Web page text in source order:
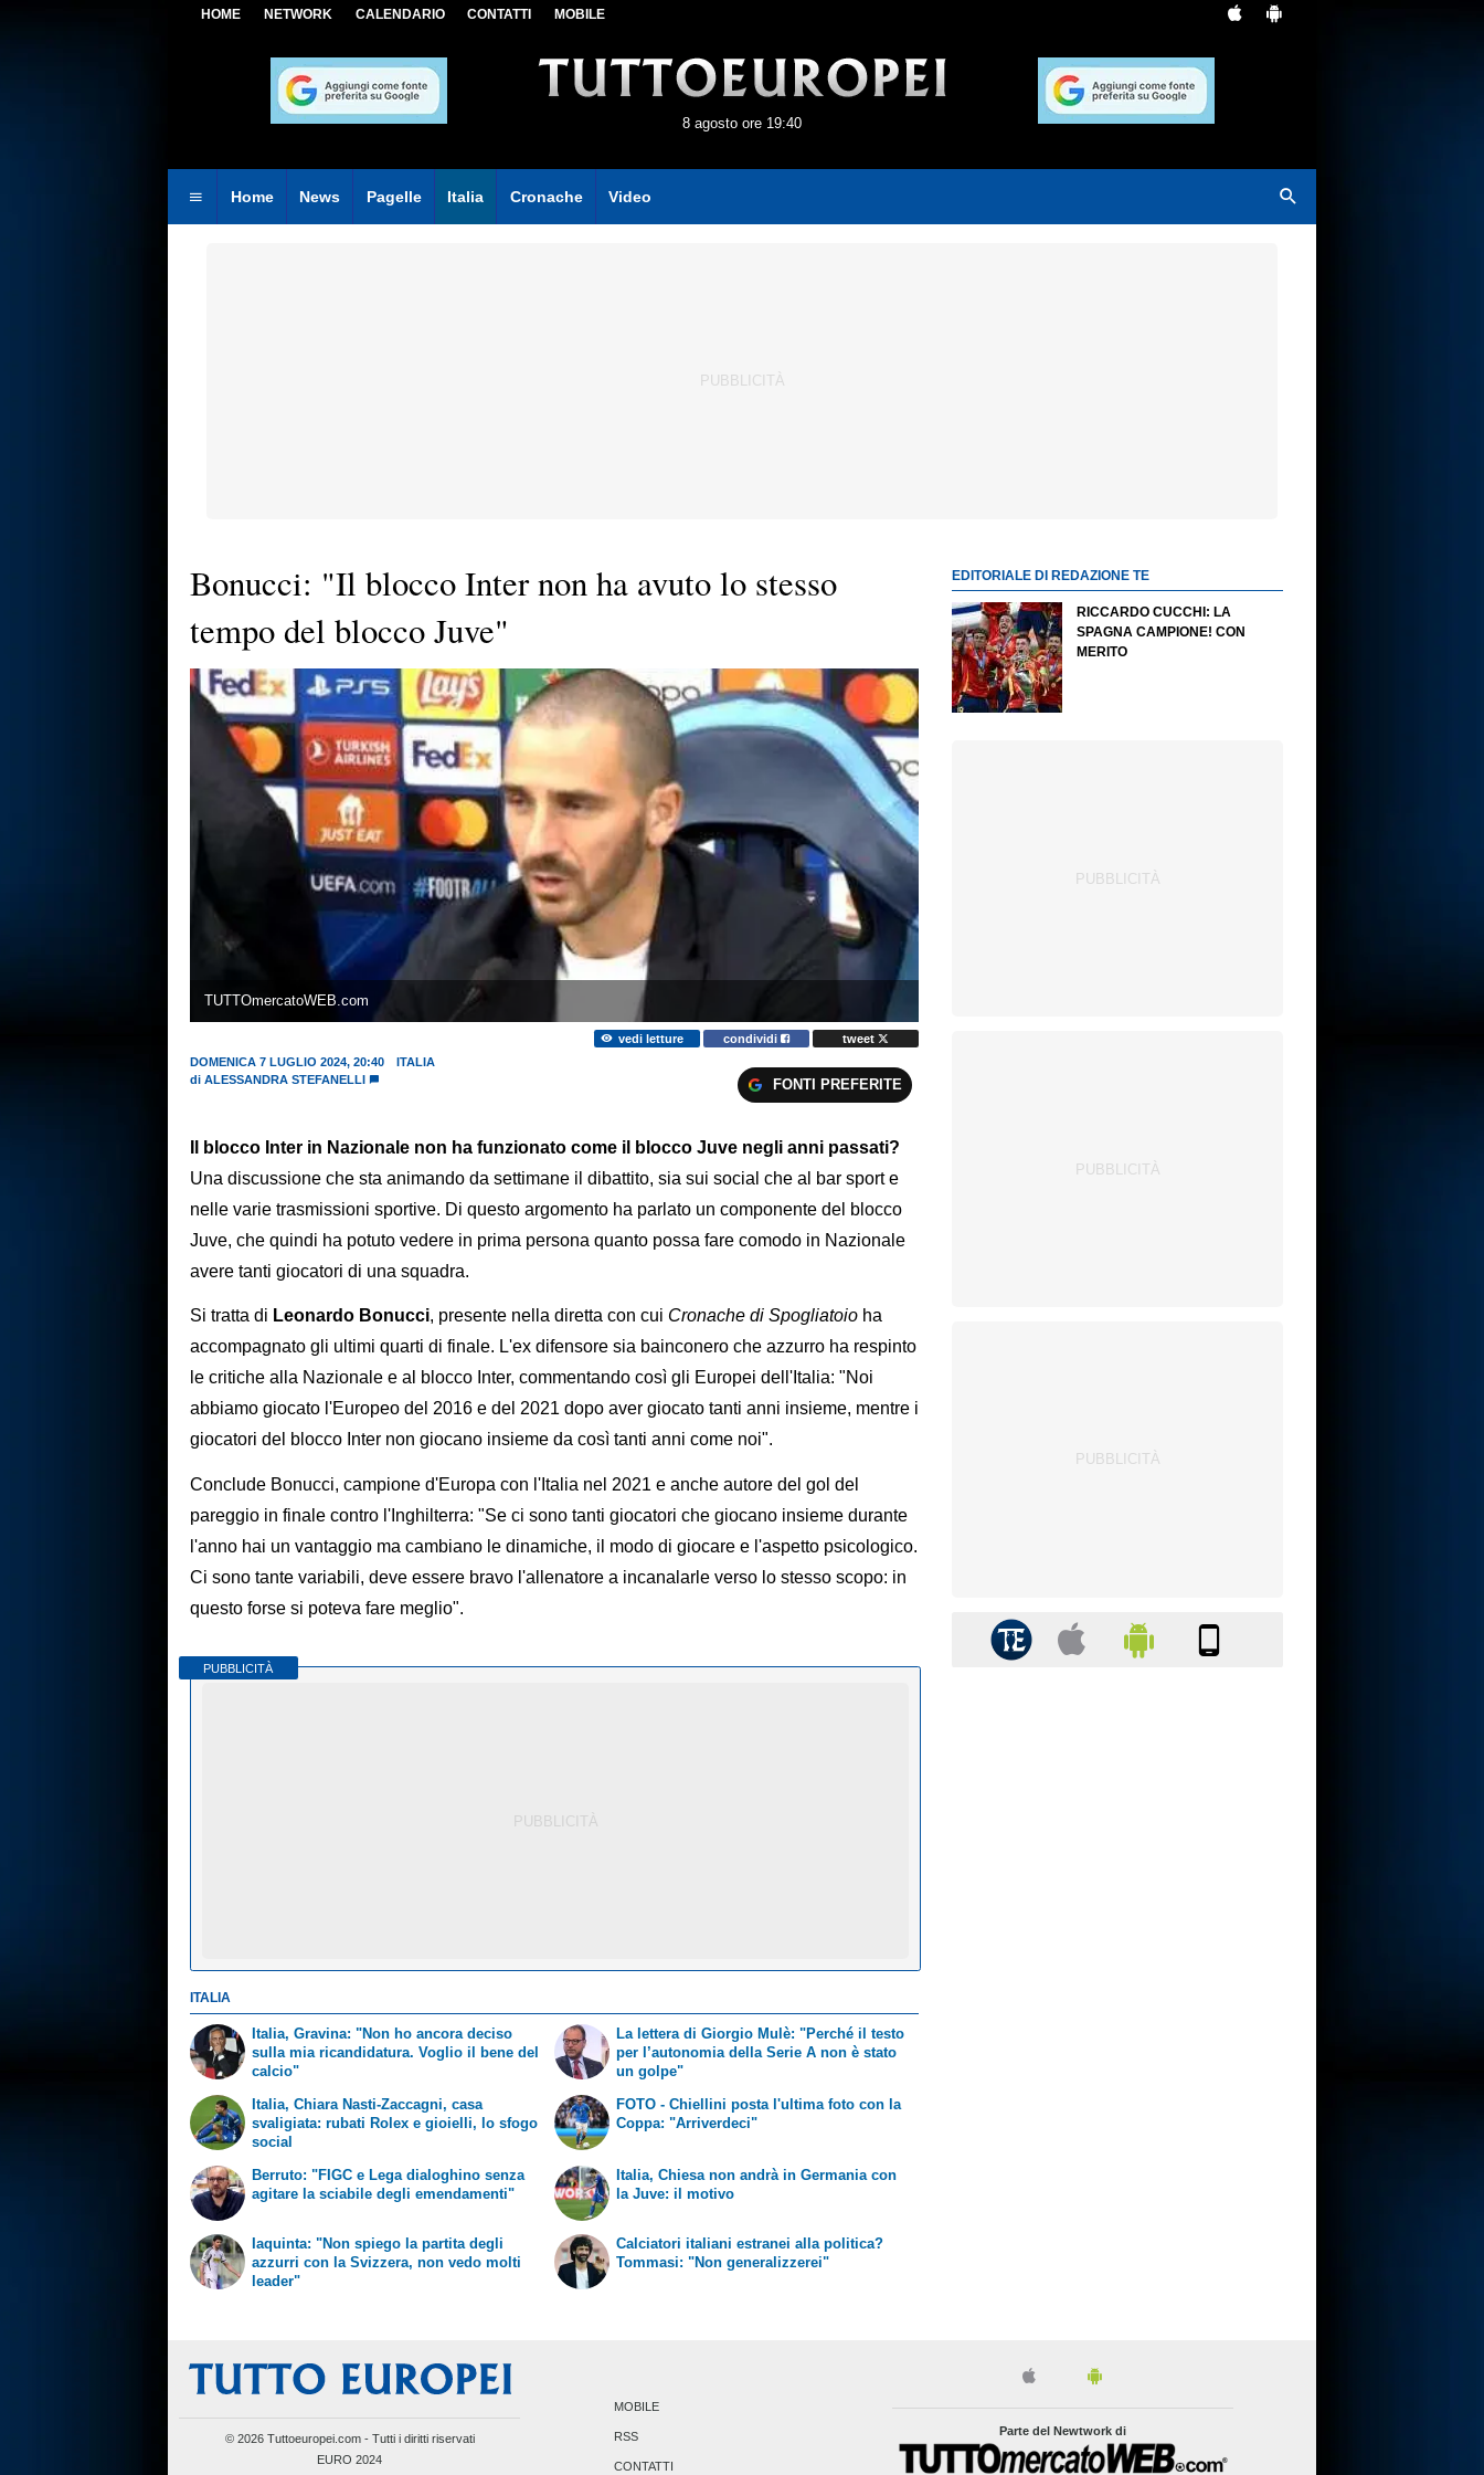
HOME NETWORK CALENDARIO CONTATTI MOBILE
8 agosto ore 19:40
Home News Pagelle Italia Cronache Video
Bonucci: "Il blocco Inter non ha avuto lo stesso
tempo del blocco Juve"
TUTTOmercatoWEB.com
vedi letture condividi
tweet
DOMENICA 7 LUGLIO 2024, 20:40
ITALIA
di ALESSANDRA STEFANELLI FONTI PREFERITE
Il blocco Inter in Nazionale non ha funzionato come il blocco Juve negli anni passati?
Una discussione che sta animando da settimane il dibattito, sia sui social che al bar sport e
nelle varie trasmissioni sportive. Di questo argomento ha parlato un componente del blocco
Juve, che quindi ha potuto vedere in prima persona quanto possa fare comodo in Nazionale
avere tanti giocatori di una squadra.
Si tratta di Leonardo Bonucci, presente nella diretta con cui Cronache di Spogliatoio ha
accompagnato gli ultimi quarti di finale. L'ex difensore sia bainconero che azzurro ha respinto
le critiche alla Nazionale e al blocco Inter, commentando così gli Europei dell'Italia: "Noi
abbiamo giocato l'Europeo del 2016 e del 2021 dopo aver giocato tanti anni insieme, mentre i
giocatori del blocco Inter non giocano insieme da così tanti anni come noi".
Conclude Bonucci, campione d'Europa con l'Italia nel 2021 e anche autore del gol del
pareggio in finale contro l'Inghilterra: "Se ci sono tanti giocatori che giocano insieme durante
l'anno hai un vantaggio ma cambiano le dinamiche, il modo di giocare e l'aspetto psicologico.
Ci sono tante variabili, deve essere bravo l'allenatore a incanalarle verso lo stesso scopo: in
questo forse si poteva fare meglio".
PUBBLICITÀ
ITALIA
Italia, Gravina: "Non ho ancora deciso
sulla mia ricandidatura. Voglio il bene del
calcio"
Italia, Chiara Nasti-Zaccagni, casa
svaligiata: rubati Rolex e gioielli, lo sfogo
social
La lettera di Giorgio Mulè: "Perché il testo
per l’autonomia della Serie A non è stato
un golpe"
FOTO - Chiellini posta l'ultima foto con la
Coppa: "Arriverdeci"
Berruto: "FIGC e Lega dialoghino senza
agitare la sciabile degli emendamenti"
Iaquinta: "Non spiego la partita degli
azzurri con la Svizzera, non vedo molti
leader"
Italia, Chiesa non andrà in Germania con
la Juve: il motivo
Calciatori italiani estranei alla politica?
Tommasi: "Non generalizzerei"
EDITORIALE DI REDAZIONE TE
RICCARDO CUCCHI: LA
SPAGNA CAMPIONE! CON
MERITO
© 2026 Tuttoeuropei.com - Tutti i diritti riservati
EURO 2024
MOBILE
RSS
CONTATTI
Parte del Newtwork di